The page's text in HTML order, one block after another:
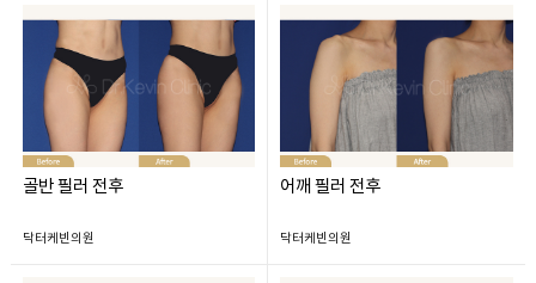
골반 필러 전후
닥터케빈의원
어깨 필러 전후
닥터케빈의원